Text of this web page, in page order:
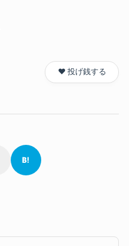
❤️ 投げ銭する